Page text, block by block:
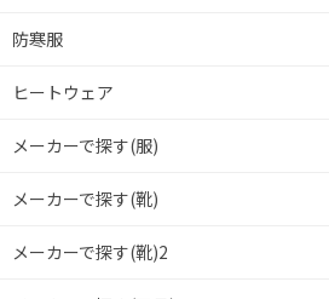
防寒服
ヒートウェア
メーカーで探す(服)
メーカーで探す(靴)
メーカーで探す(靴)2